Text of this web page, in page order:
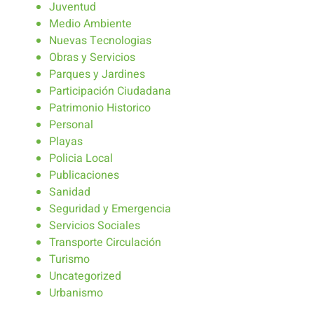
Juventud
Medio Ambiente
Nuevas Tecnologias
Obras y Servicios
Parques y Jardines
Participación Ciudadana
Patrimonio Historico
Personal
Playas
Policia Local
Publicaciones
Sanidad
Seguridad y Emergencia
Servicios Sociales
Transporte Circulación
Turismo
Uncategorized
Urbanismo